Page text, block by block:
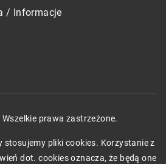
/ Informacje
prawa zastrzeżone.
stosujemy pliki cookies. Korzystanie z
dot. cookies oznacza, że będą one